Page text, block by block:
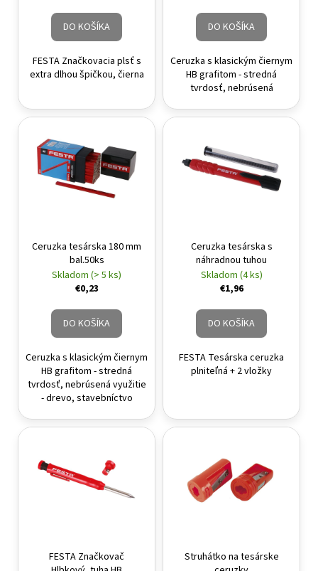
DO KOŠÍKA
FESTA Značkovacia plsť s
extra dlhou špičkou, čierna
DO KOŠÍKA
Ceruzka s klasickým čiernym
HB grafitom - stredná
tvrdosť, nebrúsená
Ceruzka tesárska 180 mm
bal.50ks
Skladom (> 5 ks)
€0,23
DO KOŠÍKA
Ceruzka s klasickým čiernym
HB grafitom - stredná
tvrdosť, nebrúsená využitie
- drevo, stavebníctvo
Ceruzka tesárska s
náhradnou tuhou
Skladom (4 ks)
€1,96
DO KOŠÍKA
FESTA Tesárska ceruzka
plniteľná + 2 vložky
FESTA Značkovač
Struhátko na tesárske